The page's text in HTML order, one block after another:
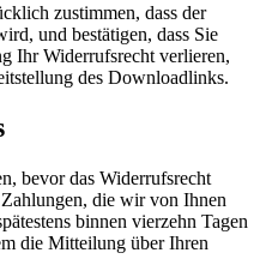
zustimmen, dass der
und bestätigen, dass Sie
Ihr Widerrufsrecht verlieren,
des Downloadlinks.
bevor das Widerrufsrecht
die wir von Ihnen
binnen vierzehn Tagen
die Mitteilung über Ihren